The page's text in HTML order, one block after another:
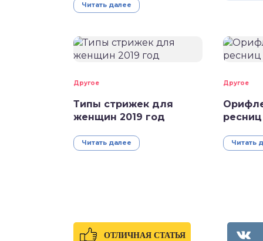
Читать далее
Другое
Типы стрижек для
женщин 2019 год
Читать далее
Другое
Читать
ОТЛИЧНАЯ СТАТЬЯ